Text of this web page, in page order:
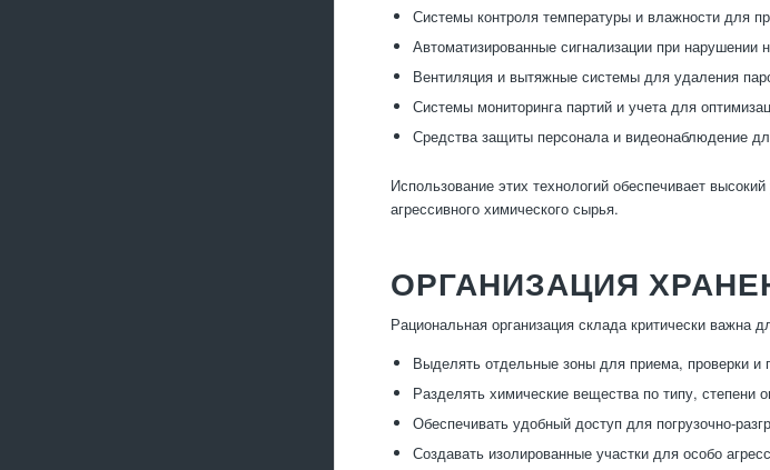
Системы контроля температуры и влажности для
Автоматизированные сигнализации при нарушении
Вентиляция и вытяжные системы для удаления
Системы мониторинга партий и учета для
Средства защиты персонала и видеонаблюдение
Использование этих технологий обеспечивает
агрессивного химического сырья.
ОРГАНИЗАЦИЯ
Рациональная организация склада критически важна
Выделять отдельные зоны для приема, проверки и
Разделять химические вещества по типу, степени
Обеспечивать удобный доступ для погрузочно-
Создавать изолированные участки для особо